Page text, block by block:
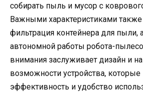
собирать пыль и мусор с
Важными характеристиками
фильтрация контейнера для пыли,
автономной работы робота-
внимания заслуживает дизайн и
возможности устройства,
эффективность и удобство